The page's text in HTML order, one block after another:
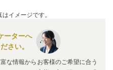
イメージです。
ーターへ
さい。
な情報からお客様のご希望に合う